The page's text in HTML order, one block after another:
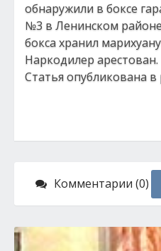
обнаружили в боксе
№3 в Ленинском
бокса хранил
Наркодилер арестован.
Статья опубликована в
Комментарии (0)